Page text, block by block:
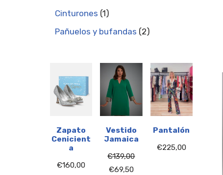
Cinturones 1
Pañuelos y bufandas 2
Zapato
Cenicient
a
€160,00
Vestido
Jamaica
€139,00
€69,50
Pantalón
€225,00